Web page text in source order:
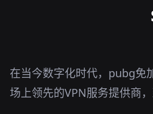
在当今数字化时代，pubg免
场上领先的VPN服务提供商